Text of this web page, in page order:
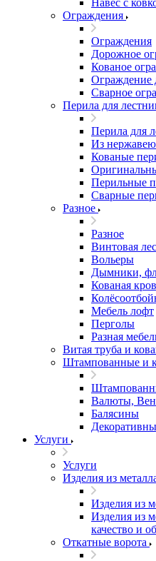
Навес с
Ограждения
Ограждения
Дорожное
Кованое
Ограждение
Сварное
Перила для
Перила для
Из
Кованые
Перильные
Сварные
Разное
Разное
Винтовая
Вольеры
Дымники,
Кованая
Мебель лофт
Перголы
Разная
Витая труба и
Штампованные и
Валюты,
Балясины
Услуги
Услуги
Изделия из
Изделия из
Изделия из
качество и
Откатные ворота